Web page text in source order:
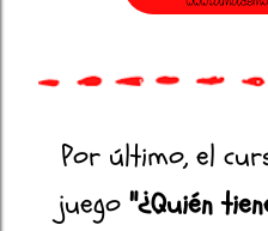
Por último, el
juego "¿Quién